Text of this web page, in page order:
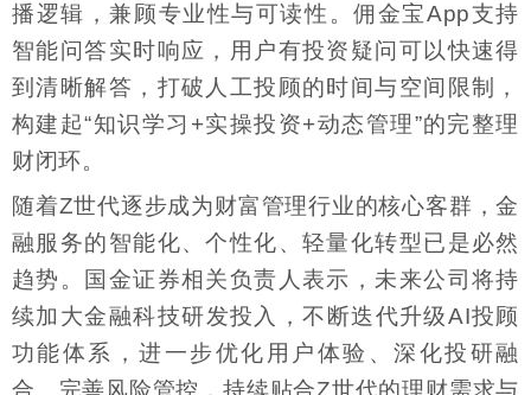
播逻辑，兼顾专业性与可读性。佣金宝App支持
智能问答实时响应，用户有投资疑问可以快速得
到清晰解答，打破人工投顾的时间与空间限制，
构建起“知识学习+实操投资+动态管理”的完整理
财闭环。
随着Z世代逐步成为财富管理行业的核心客群，金
融服务的智能化、个性化、轻量化转型已是必然
趋势。国金证券相关负责人表示，未来公司将持
续加大金融科技研发投入，不断迭代升级AI投顾
功能体系，进一步优化用户体验、深化投研融